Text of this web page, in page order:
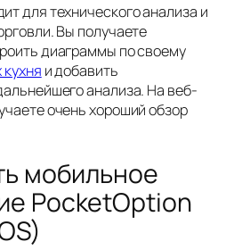
для технического анализа и
Вы получаете
диаграммы по своему
и добавить
анализа. На веб-
очень хороший обзор
мобильное
PocketOption